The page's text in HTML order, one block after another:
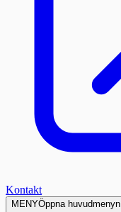
Kontakt
MENYÖppna huvudmenyn